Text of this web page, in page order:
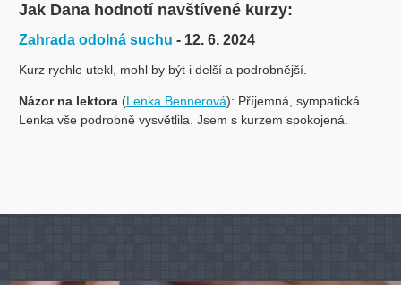
Jak Dana hodnotí navštívené kurzy:
Zahrada odolná suchu - 12. 6. 2024
Kurz rychle utekl, mohl by být i delší a podrobnější.
Názor na lektora(Lenka Bennerová): Příjemná, sympatická
Lenka vše podrobně vysvětlila. Jsem s kurzem spokojená.